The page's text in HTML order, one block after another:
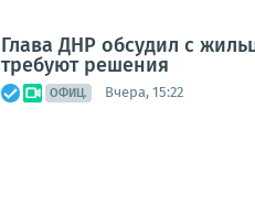
Глава ДНР обсудил с
требуют решения
ОФИЦ. Вчера, 15:22